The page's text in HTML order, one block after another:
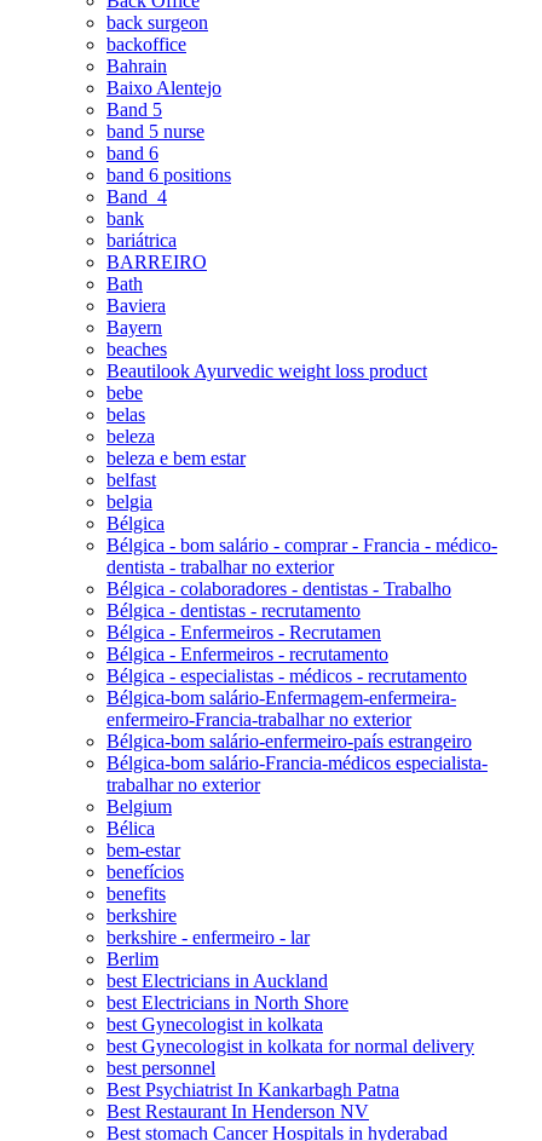
back surgeon
backoffice
Bahrain
Baixo Alentejo
Band 5
band 5 nurse
band 6
band 6 positions
Band_4
bank
bariátrica
BARREIRO
Bath
Baviera
Bayern
beaches
Beautilook Ayurvedic weight loss product
bebe
belas
beleza
beleza e bem estar
belfast
belgia
Bélgica
Bélgica - bom salário - comprar - Francia - médico-
dentista - trabalhar no exterior
Bélgica - colaboradores - dentistas - Trabalho
Bélgica - dentistas - recrutamento
Bélgica - Enfermeiros - Recrutamen
Bélgica - Enfermeiros - recrutamento
Bélgica - especialistas - médicos - recrutamento
Bélgica-bom salário-Enfermagem-enfermeira-
enfermeiro-Francia-trabalhar no exterior
Bélgica-bom salário-enfermeiro-país estrangeiro
Bélgica-bom salário-Francia-médicos especialista-
trabalhar no exterior
Belgium
Bélica
bem-estar
benefícios
benefits
berkshire
berkshire - enfermeiro - lar
Berlim
best Electricians in Auckland
best Electricians in North Shore
best Gynecologist in kolkata
best Gynecologist in kolkata for normal delivery
best personnel
Best Psychiatrist In Kankarbagh Patna
Best Restaurant In Henderson NV
Best stomach Cancer Hospitals in hyderabad